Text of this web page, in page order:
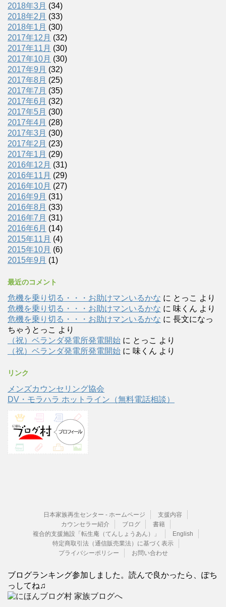
2018年3月 (34)
2018年2月 (33)
2018年1月 (30)
2017年12月 (32)
2017年11月 (30)
2017年10月 (30)
2017年9月 (32)
2017年8月 (25)
2017年7月 (35)
2017年6月 (32)
2017年5月 (30)
2017年4月 (28)
2017年3月 (30)
2017年2月 (23)
2017年1月 (29)
2016年12月 (31)
2016年11月 (29)
2016年10月 (27)
2016年9月 (31)
2016年8月 (33)
2016年7月 (31)
2016年6月 (14)
2015年11月 (4)
2015年10月 (6)
2015年9月 (1)
最近のコメント
危機を乗り切る・・・お助けマンいるかな に とっこ より
危機を乗り切る・・・お助けマンいるかな に 味くん より
危機を乗り切る・・・お助けマンいるかな に 長文になっ
ちゃうとっこ より
（祝）ベランダ発電所発電開始 に とっこ より
（祝）ベランダ発電所発電開始 に 味くん より
リンク
メンズカウンセリング協会
DV・モラハラ ホットライン（無料電話相談）
日本家族再生センター - ホームページ
支援内容
カウンセラー紹介
ブログ
書籍
複合的支援施設「転生庵（てんしょうあん）」
English
特定商取引法（通信販売業法）に基づく表示
プライバシーポリシー
お問い合わせ
ブログランキング参加しました。読んで良かったら、ぽち
っしてね♫